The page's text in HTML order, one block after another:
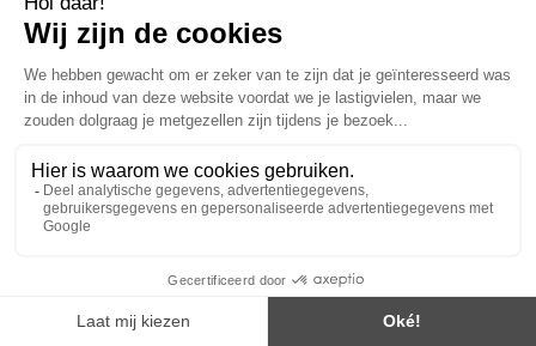
Voedingssupplement dat moet worden geconsumeerd als onderdeel van een gevarieerde,
evenwichtige voeding en een gezonde levensstijl. Aanbevolen dagelijkse dosis niet
overschrijden. Enkel voor volwassenen, buiten het bereik van kinderen houden.